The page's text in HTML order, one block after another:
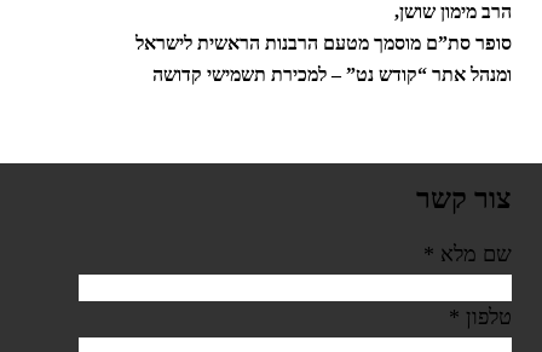
הרב מימון שושן,
סופר סת”ם מוסמך מטעם הרבנות הראשית לישראל
ומנהל אתר “קודש נט” – למכירת תשמישי קדושה
צור קשר
שם מלא *
טלפון *